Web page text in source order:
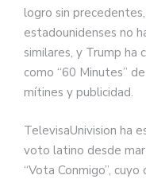
logro sin
estadounidenses no
similares, y Trump ha
como “60 Minutes”
mítines y publicidad.
TelevisaUnivision ha
voto latino desde
“Vota Conmigo”,